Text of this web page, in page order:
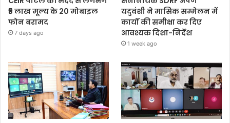
₹5 लाख मूल्य के 20 मोबाइल
फोन बरामद
7 days ago
यदुवंशी ने मासिक सम्मेलन में
कार्यों की समीक्षा कर दिए
आवश्यक दिशा-निर्देश
1 week ago